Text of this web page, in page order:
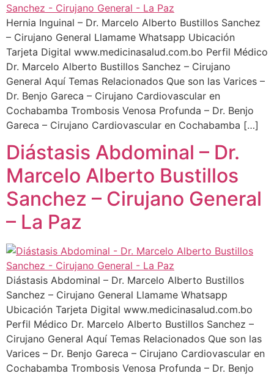
Hernia Inguinal – Dr. Marcelo Alberto Bustillos Sanchez
– Cirujano General Llamame Whatsapp Ubicación
Tarjeta Digital www.medicinasalud.com.bo Perfil Médico
Dr. Marcelo Alberto Bustillos Sanchez – Cirujano
General Aquí Temas Relacionados Que son las Varices –
Dr. Benjo Gareca – Cirujano Cardiovascular en
Cochabamba Trombosis Venosa Profunda – Dr. Benjo
Gareca – Cirujano Cardiovascular en Cochabamba […]
Diástasis Abdominal – Dr.
Marcelo Alberto Bustillos
Sanchez – Cirujano General
– La Paz
Diástasis Abdominal – Dr. Marcelo Alberto Bustillos
Sanchez – Cirujano General Llamame Whatsapp
Ubicación Tarjeta Digital www.medicinasalud.com.bo
Perfil Médico Dr. Marcelo Alberto Bustillos Sanchez –
Cirujano General Aquí Temas Relacionados Que son las
Varices – Dr. Benjo Gareca – Cirujano Cardiovascular en
Cochabamba Trombosis Venosa Profunda – Dr. Benjo